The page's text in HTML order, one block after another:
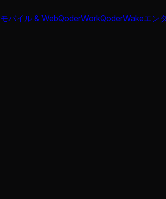
モバイル & WebQoderWorkQoderWakeエン